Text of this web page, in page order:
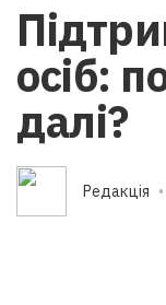
осіб:
далі?
Редакцiя •